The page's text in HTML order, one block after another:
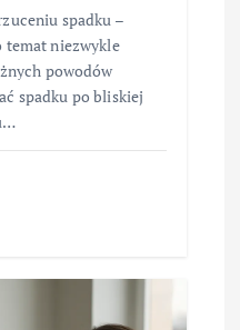
spadku –
temat niezwykle
powodów
spadku po bliskiej